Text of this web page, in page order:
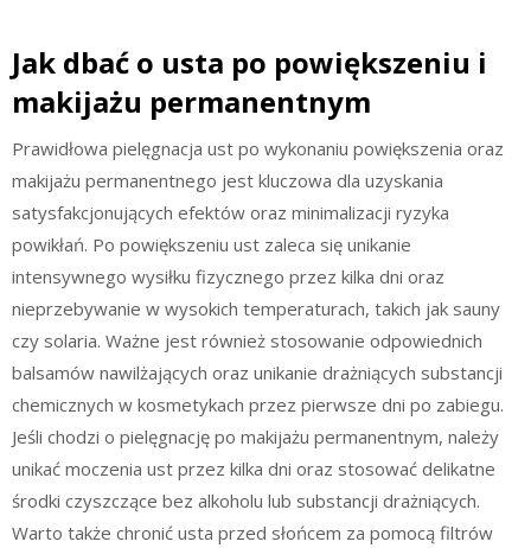
Jak dbać o usta po powiększeniu i
makijażu permanentnym
Prawidłowa pielęgnacja ust po wykonaniu powiększenia oraz
makijażu permanentnego jest kluczowa dla uzyskania
satysfakcjonujących efektów oraz minimalizacji ryzyka
powikłań. Po powiększeniu ust zaleca się unikanie
intensywnego wysiłku fizycznego przez kilka dni oraz
nieprzebywanie w wysokich temperaturach, takich jak sauny
czy solaria. Ważne jest również stosowanie odpowiednich
balsamów nawilżających oraz unikanie drażniących substancji
chemicznych w kosmetykach przez pierwsze dni po zabiegu.
Jeśli chodzi o pielęgnację po makijażu permanentnym, należy
unikać moczenia ust przez kilka dni oraz stosować delikatne
środki czyszczące bez alkoholu lub substancji drażniących.
Warto także chronić usta przed słońcem za pomocą filtrów